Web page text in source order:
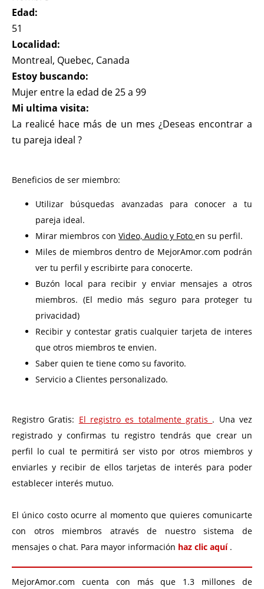
Edad:
51
Localidad:
Montreal, Quebec, Canada
Estoy buscando:
Mujer entre la edad de 25 a 99
Mi ultima visita:
La realicé hace más de un mes ¿Deseas encontrar a
tu pareja ideal ?
Beneficios de ser miembro:
Utilizar búsquedas avanzadas para conocer a tu
pareja ideal.
Mirar miembros con Video, Audio y Foto en su perfil.
Miles de miembros dentro de MejorAmor.com podrán
ver tu perfil y escribirte para conocerte.
Buzón local para recibir y enviar mensajes a otros
miembros. (El medio más seguro para proteger tu
privacidad)
Recibir y contestar gratis cualquier tarjeta de interes
que otros miembros te envien.
Saber quien te tiene como su favorito.
Servicio a Clientes personalizado.
Registro Gratis: El registro es totalmente gratis . Una vez
registrado y confirmas tu registro tendrás que crear un
perfil lo cual te permitirá ser visto por otros miembros y
enviarles y recibir de ellos tarjetas de interés para poder
establecer interés mutuo.
El único costo ocurre al momento que quieres comunicarte
con otros miembros através de nuestro sistema de
mensajes o chat. Para mayor información haz clic aquí .
MejorAmor.com cuenta con más que 1.3 millones de